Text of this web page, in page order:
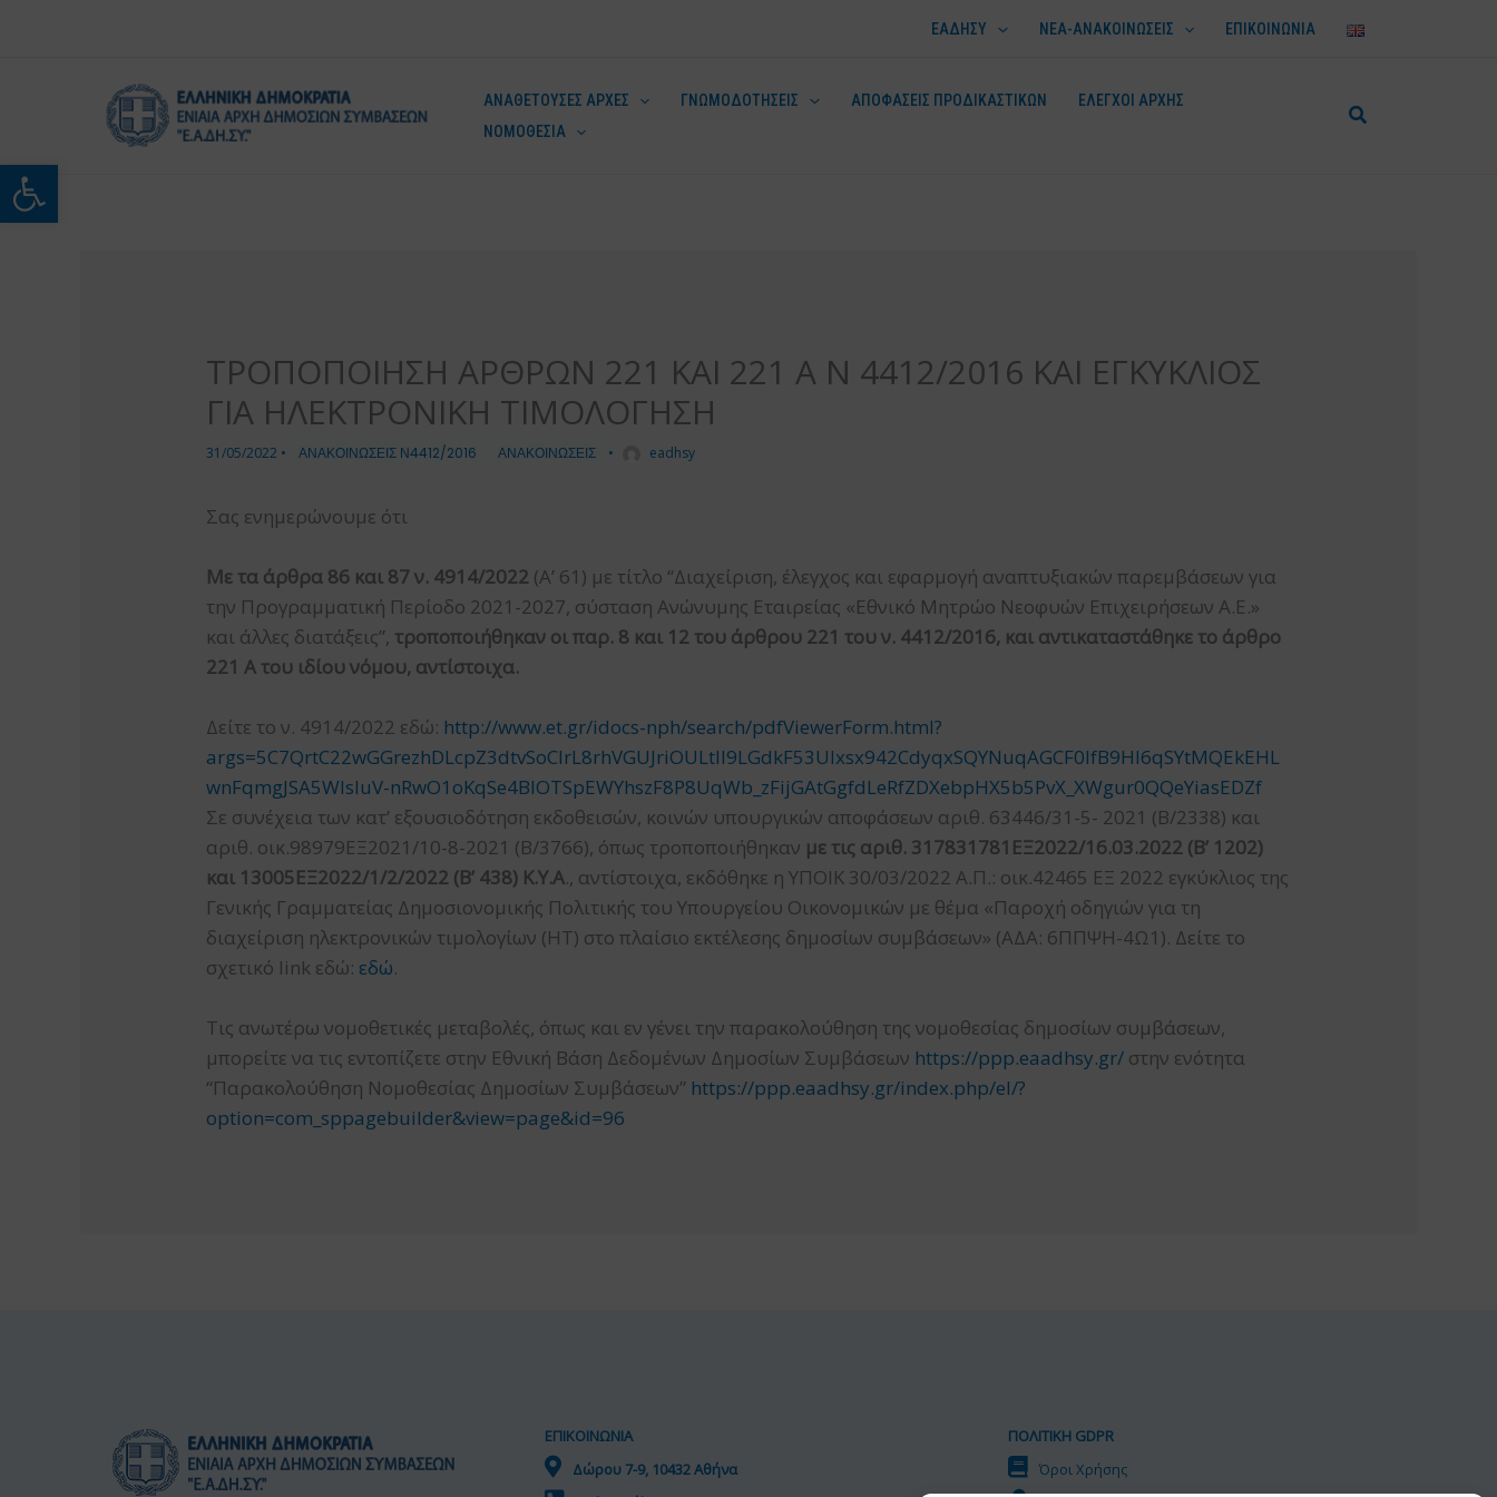
Ανοίξτε τη γραμμή εργαλείων
ΕΑΔΗΣΥ ΝΕΑ-ΑΝΑΚΟΙΝΩΣΕΙΣ ΕΠΙΚΟΙΝΩΝΙΑ
ΑΝΑΘΕΤΟΥΣΕΣ ΑΡΧΕΣ ΓΝΩΜΟΔΟΤΗΣΕΙΣ ΑΠΟΦΑΣΕΙΣ ΠΡΟΔΙΚΑΣΤΙΚΩΝ
ΕΛΕΓΧΟΙ ΑΡΧΗΣ
ΝΟΜΟΘΕΣΙΑ
ΤΡΟΠΟΠΟΙΗΣΗ ΑΡΘΡΩΝ 221 ΚΑΙ 221 Α Ν 4412/2016 ΚΑΙ ΕΓΚΥΚΛΙΟΣ
ΓΙΑ ΗΛΕΚΤΡΟΝΙΚΗ ΤΙΜΟΛΟΓΗΣΗ
31/05/2022 • ΑΝΑΚΟΙΝΩΣΕΙΣ Ν4412/2016 ΑΝΑΚΟΙΝΩΣΕΙΣ • eadhsy
Σας ενημερώνουμε ότι
Με τα άρθρα 86 και 87 ν. 4914/2022 (Α’ 61) με τίτλο “Διαχείριση, έλεγχος και εφαρμογή αναπτυξιακών παρεμβάσεων για
την Προγραμματική Περίοδο 2021-2027, σύσταση Ανώνυμης Εταιρείας «Εθνικό Μητρώο Νεοφυών Επιχειρήσεων Α.Ε.»
και άλλες διατάξεις”,τροποποιήθηκαν οι παρ. 8 και 12 του άρθρου 221 του ν. 4412/2016, και αντικαταστάθηκε το άρθρο
221 Α του ιδίου νόμου, αντίστοιχα.
Δείτε το ν. 4914/2022 εδώ: http://www.et.gr/idocs-nph/search/pdfViewerForm.html?
args=5C7QrtC22wGGrezhDLcpZ3dtvSoClrL8rhVGUJriOULtIl9LGdkF53UIxsx942CdyqxSQYNuqAGCF0IfB9HI6qSYtMQEkEHL
wnFqmgJSA5WIsluV-nRwO1oKqSe4BlOTSpEWYhszF8P8UqWb_zFijGAtGgfdLeRfZDXebpHX5b5PvX_XWgur0QQeYiasEDZf
Σε συνέχεια των κατ’ εξουσιοδότηση εκδοθεισών, κοινών υπουργικών αποφάσεων αριθ. 63446/31-5- 2021 (Β/2338) και
αριθ. οικ.98979ΕΞ2021/10-8-2021 (Β/3766), όπως τροποποιήθηκαν με τις αριθ. 317831781ΕΞ2022/16.03.2022 (Β’ 1202)
και 13005ΕΞ2022/1/2/2022 (Β’ 438) Κ.Υ.Α., αντίστοιχα, εκδόθηκε η ΥΠΟΙΚ 30/03/2022 Α.Π.: οικ.42465 ΕΞ 2022 εγκύκλιος της
Γενικής Γραμματείας Δημοσιονομικής Πολιτικής του Υπουργείου Οικονομικών με θέμα «Παροχή οδηγιών για τη
διαχείριση ηλεκτρονικών τιμολογίων (ΗΤ) στο πλαίσιο εκτέλεσης δημοσίων συμβάσεων» (ΑΔΑ: 6ΠΠΨΗ-4Ω1). Δείτε το
σχετικό link εδώ: εδώ.
Τις ανωτέρω νομοθετικές μεταβολές, όπως και εν γένει την παρακολούθηση της νομοθεσίας δημοσίων συμβάσεων,
μπορείτε να τις εντοπίζετε στην Εθνική Βάση Δεδομένων Δημοσίων Συμβάσεων https://ppp.eaadhsy.gr/ στην ενότητα
“Παρακολούθηση Νομοθεσίας Δημοσίων Συμβάσεων” https://ppp.eaadhsy.gr/index.php/el/?
option=com_sppagebuilder&view=page&id=96
ΕΠΙΚΟΙΝΩΝΙΑ
Δώρου 7-9, 10432 Αθήνα
ΠΟΛΙΤΙΚΗ GDPR
Όροι Χρήσης